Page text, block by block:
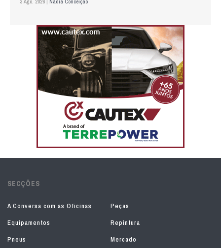
SECÇÕES
À Conversa com as Oficinas
Peças
Equipamentos
Repintura
Pneus
Mercado